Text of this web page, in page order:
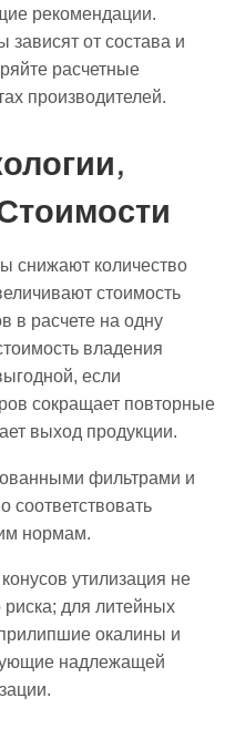
рекомендации.
от состава и
расчетные
производителей.
снижают количество
стоимость
в расчете на одну
владения
если
сокращает повторные
выход продукции.
фильтрами и
соответствовать
нормам.
утилизация не
риска; для литейных
окалины и
надлежащей